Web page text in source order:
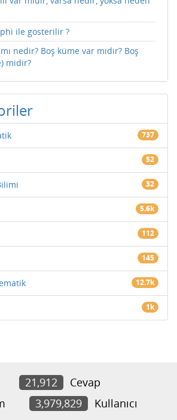
ile gosterilir ?
nedir? Boş küme var mıdır? Boş
midir?
737
52
32
5.6k
112
145
12.7k
1k
21,912
Cevap
3,979,829 Kullanıcı